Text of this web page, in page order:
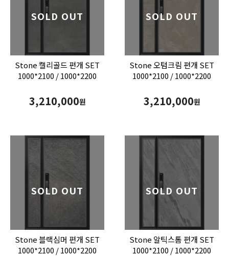
SOLD OUT
Stone 캘리골드 편개 SET
1000*2100 / 1000*2200
3,210,000원
SOLD OUT
Stone 오텀크림 편개 SET
1000*2100 / 1000*2200
3,210,000원
SOLD OUT
Stone 블랙심머 편개 SET
1000*2100 / 1000*2200
SOLD OUT
Stone 알틱스톰 편개 SET
1000*2100 / 1000*2200